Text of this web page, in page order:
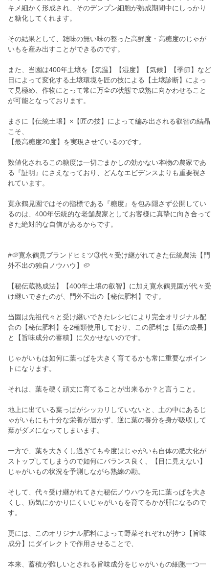
キメ細かく形成され、そのデンプン細胞が熟成期間中にしっかり
と糖化してくれます。
その結果として、雑味の無い味の整った高鮮度・高糖度のじゃが
いもを産み出すことができるのです。
また、当園は400年土壌を【気温】【湿度】【気候】【季節】など
日によって変化する土壌環境を匠の技による【土壌診断】によっ
て見極め、作物にとって常に万全の状態で成熟に向かわせること
が可能となっております。
まさに【伝統土壌】×【匠の技】によって編み出される叡智の結晶
こそ、
【最高糖度20度】を実現させているのです。
数値化されるこの糖度は一切ごまかしの効かない本物の農家であ
る『証明』にさえなっており、どんなエビデンスよりも重要視さ
れています。
寛永鶴見園ではその指標である『糖度』を包み隠さず公開してい
るのは、400年伝統的な老舗農家としてお客様に真摯に向き合って
きた絶対的な自信があるからです。
#🥔寛永鶴見ブランドヒミツ③代々受け継がれてきた伝統農法【門
外不出の独自ノウハウ】🥔
【秘伝蔵熟成法】【400年土壌の叡智】に加え寛永鶴見園が代々受
け継いできたのが、門外不出の【秘伝肥料】です。
当園は先祖代々と受け継いできたレシピにより完全オリジナル配
合の【秘伝肥料】を2種類使用しており、この肥料は【葉の成長】
と【旨味成分の蓄積】に欠かせないのです。
じゃがいもは如何に葉っぱを大きく育てるかも常に重要なポイン
トになります。
それは、葉を硬く頑丈に育てることが出来るか？と言うこと。
地上に出ている葉っぱがシッカリしていないと、土の中にあるじ
ゃがいもにも十分な栄養が届かず、逆に葉の養分を身が吸収して
葉がダメになってしまいます。
一方で、葉を大きくし過ぎても今度はじゃがいも自体の肥大化が
ストップしてしまうので如何にバランス良く、【目に見えない】
じゃがいもの状況を予測しながら熟練の勘。
そして、代々受け継がれてきた秘伝ノウハウを元に葉っぱを大き
くし、病気にかかりにくいじゃがいもを育てるかが肝になるので
す。
更には、このオリジナル肥料によって野菜それぞれが持つ【旨味
成分】にダイレクトで作用させることで、
本来、蓄積が難しいとされる旨味成分をじゃがいもの細胞一つ一